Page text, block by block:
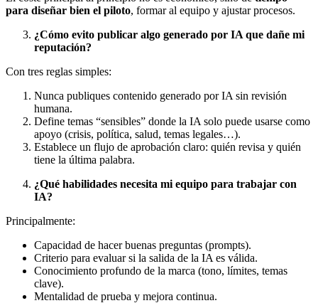
para diseñar bien el piloto, formar al equipo y ajustar procesos.
¿Cómo evito publicar algo generado por IA que dañe mi
reputación?
Con tres reglas simples:
Nunca publiques contenido generado por IA sin revisión
humana.
Define temas “sensibles” donde la IA solo puede usarse como
apoyo (crisis, política, salud, temas legales…).
Establece un flujo de aprobación claro: quién revisa y quién
tiene la última palabra.
¿Qué habilidades necesita mi equipo para trabajar con
IA?
Principalmente:
Capacidad de hacer buenas preguntas (prompts).
Criterio para evaluar si la salida de la IA es válida.
Conocimiento profundo de la marca (tono, límites, temas
clave).
Mentalidad de prueba y mejora continua.